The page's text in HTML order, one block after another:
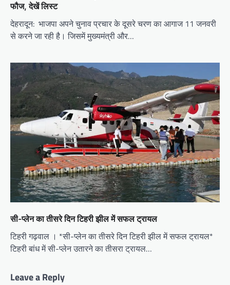
फौज, देखें लिस्ट
देहरादून: भाजपा अपने चुनाव प्रचार के दूसरे चरण का आगाज 11 जनवरी
से करने जा रही है। जिसमें मुख्यमंत्री और…
सी-प्लेन का तीसरे दिन टिहरी झील में सफल ट्रायल
टिहरी गढ़वाल । *सी-प्लेन का तीसरे दिन टिहरी झील में सफल ट्रायल*
टिहरी बांध में सी-प्लेन उतारने का तीसरा ट्रायल…
Leave a Reply